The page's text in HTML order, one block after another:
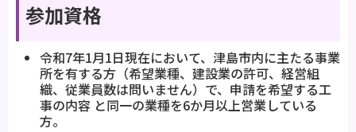
参加資格
令和7年1月1日現在において、津島市内に主たる事業
所を有する方（希望業種、建設業の許可、経営組
織、従業員数は問いません）で、申請を希望する工
事の内容 と同一の業種を6か月以上営業している
方。